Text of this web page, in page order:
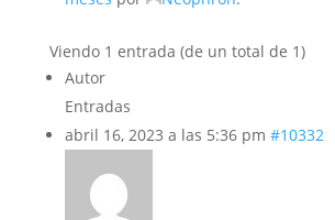
Viendo 1 entrada (de un total de 1)
Autor
Entradas
abril 16, 2023 a las 5:36 pm #10332